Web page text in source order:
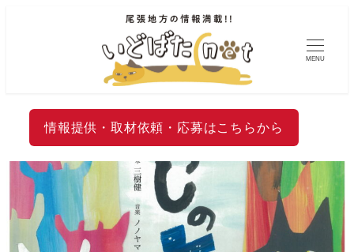
MENU
情報提供・取材依頼・応募はこちらから